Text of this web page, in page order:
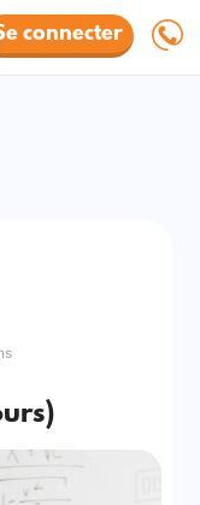
connecter